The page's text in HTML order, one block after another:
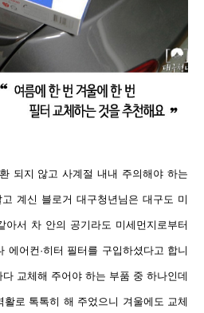
되지 않고 사계절 내내 주의해야 하는
계신 블로거 대구청년님은 대구도 미
서 차 안의 공기라도 미세먼지로부터
에어컨 ·히터 필터를 구입하셨다고 합니
교체해 주어야 하는 부품 중 하나인데
로 톡톡히 해 주었으니 겨울에도 교체